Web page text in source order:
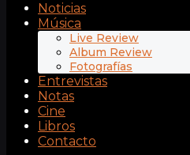
Noticias
Música
Live Review
Album Review
Fotografías
Entrevistas
Notas
Cine
Libros
Contacto